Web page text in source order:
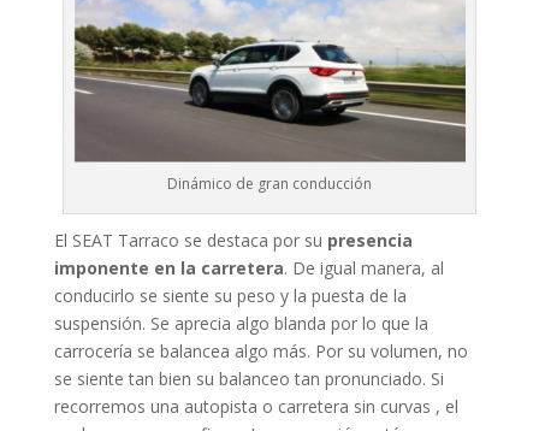
Dinámico de gran conducción
El SEAT Tarraco se destaca por su presencia
imponente en la carretera. De igual manera, al
conducirlo se siente su peso y la puesta de la
suspensión. Se aprecia algo blanda por lo que la
carrocería se balancea algo más. Por su volumen, no
se siente tan bien su balanceo tan pronunciado. Si
recorremos una autopista o carretera sin curvas , el